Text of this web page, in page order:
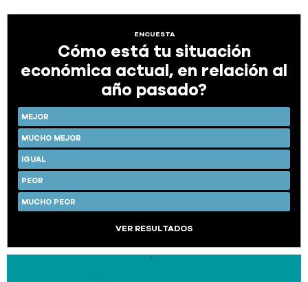
ENCUESTA
Cómo está tu situación
económica actual, en relación al
año pasado?
MEJOR
MUCHO MEJOR
IGUAL
PEOR
MUCHO PEOR
VER RESULTADOS